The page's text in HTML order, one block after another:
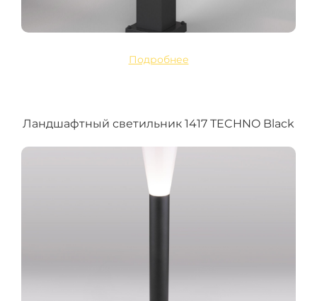
Подробнее
Ландшафтный светильник 1417 TECHNO Black